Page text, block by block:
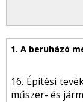
16. Építési
műszer- és